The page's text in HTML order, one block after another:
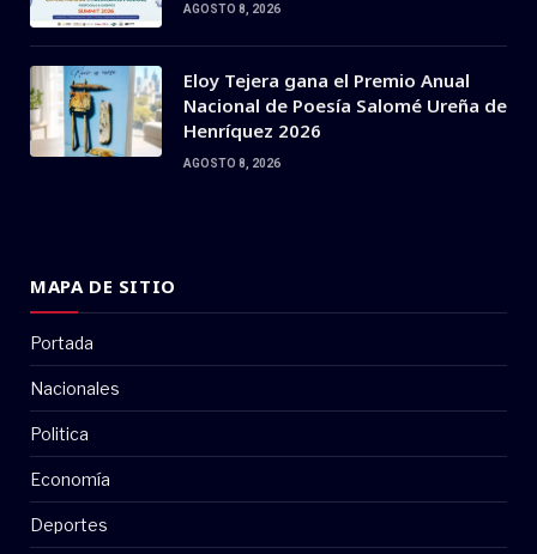
AGOSTO 8, 2026
Eloy Tejera gana el Premio Anual
Nacional de Poesía Salomé Ureña de
Henríquez 2026
AGOSTO 8, 2026
MAPA DE SITIO
Portada
Nacionales
Politica
Economía
Deportes